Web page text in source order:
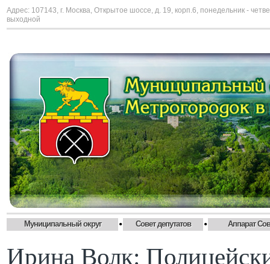
Адрес: 107143, г. Москва, Открытое шоссе, д. 19, корп.6, понедельник -
выходной
Муниципальный округ • Совет депутатов • Аппарат
Ирина Волк: